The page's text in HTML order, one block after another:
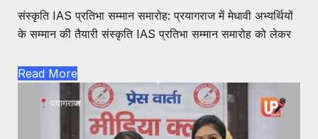
संस्कृति IAS प्रतिभा सम्मान समारोह: प्रयागराज में मेधावी अभ्यर्थियों
के सम्मान की तैयारी संस्कृति IAS प्रतिभा सम्मान समारोह को लेकर
Read More